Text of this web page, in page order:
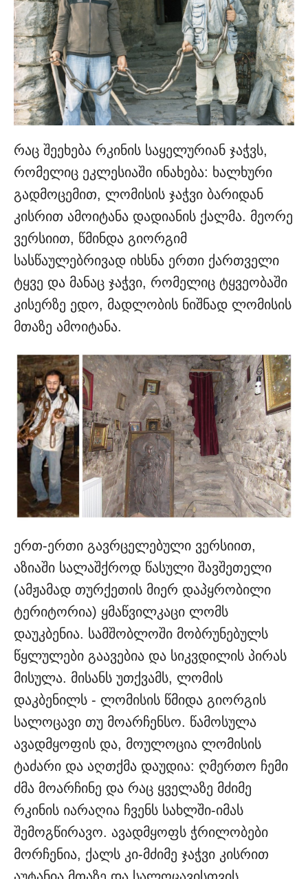
რაც შეეხება რკინის საყელურიან ჯაჭვს,
რომელიც ეკლესიაში ინახება: ხალხური
გადმოცემით, ლომისის ჯაჭვი ბარიდან
კისრით ამოიტანა დადიანის ქალმა. მეორე
ვერსიით, წმინდა გიორგიმ
სასწაულებრივად იხსნა ერთი ქართველი
ტყვე და მანაც ჯაჭვი, რომელიც ტყვეობაში
კისერზე ედო, მადლობის ნიშნად ლომისის
მთაზე ამოიტანა.
ერთ-ერთი გავრცელებული ვერსიით,
აზიაში სალაშქროდ წასული შავშეთელი
(ამჟამად თურქეთის მიერ დაპყრობილი
ტერიტორია) ყმაწვილკაცი ლომს
დაუკბენია. სამშობლოში მობრუნებულს
წყლულები გაავებია და სიკვდილის პირას
მისულა. მისანს უთქვამს, ლომის
დაკბენილს - ლომისის წმიდა გიორგის
სალოცავი თუ მოარჩენსო. წამოსულა
ავადმყოფის და, მოულოცია ლომისის
ტაძარი და აღთქმა დაუდია: ღმერთო ჩემი
ძმა მოარჩინე და რაც ყველაზე მძიმე
რკინის იარაღია ჩვენს სახლში-იმას
შემოგწირავო. ავადმყოფს ჭრილობები
მორჩენია, ქალს კი-მძიმე ჯაჭვი კისრით